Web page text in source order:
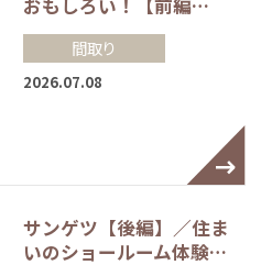
おもしろい！【前編…
間取り
2026.07.08
サンゲツ【後編】／住ま
いのショールーム体験…